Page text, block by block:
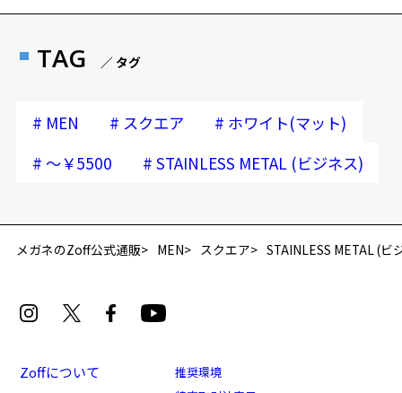
TAG ／ タグ
# MEN # スクエア # ホワイト(マット)
# ～￥5500 # STAINLESS METAL (ビジネス)
メガネのZoff公式通販 MEN スクエア STAINLESS METAL (ビ
Zoffについて
推奨環境